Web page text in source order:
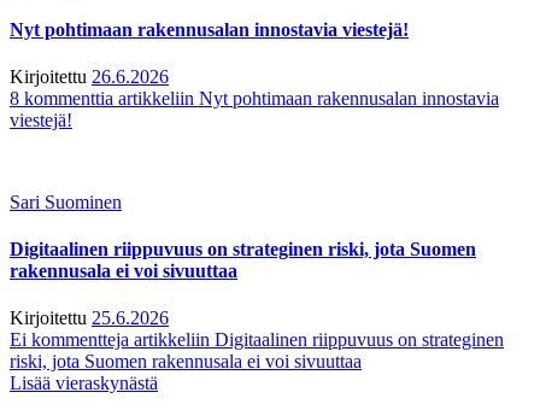
Nyt pohtimaan rakennusalan innostavia viestejä!
Kirjoitettu 26.6.2026
8 kommenttia artikkeliin Nyt pohtimaan rakennusalan innostavia
viestejä!
Sari Suominen
Digitaalinen riippuvuus on strateginen riski, jota Suomen
rakennusala ei voi sivuuttaa
Kirjoitettu 25.6.2026
Ei kommentteja artikkeliin Digitaalinen riippuvuus on strateginen
riski, jota Suomen rakennusala ei voi sivuuttaa
Lisää vieraskynästä